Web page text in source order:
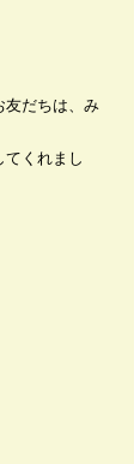
友だちは、み
くれまし